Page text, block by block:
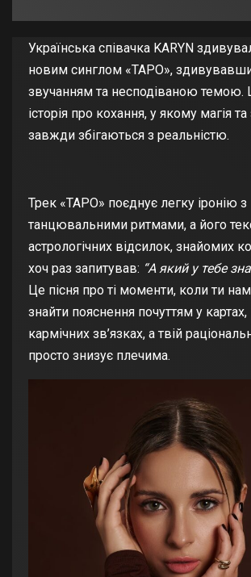
Українська співачка KARYN
новим синглом «ТАРО»,
звучанням та несподіваною темою.
історія про кохання, у якому магія та
завжди збігаються з реальністю.
Трек «ТАРО» поєднує легку іронію з
танцювальними ритмами, а його
астрологічних відсилок, знайомих
хоч раз запитував: “А який у тебе
Це пісня про ті моменти, коли ти
знайти пояснення почуттям у картах,
кармічних зв’язках, а твій
просто знизує плечима.